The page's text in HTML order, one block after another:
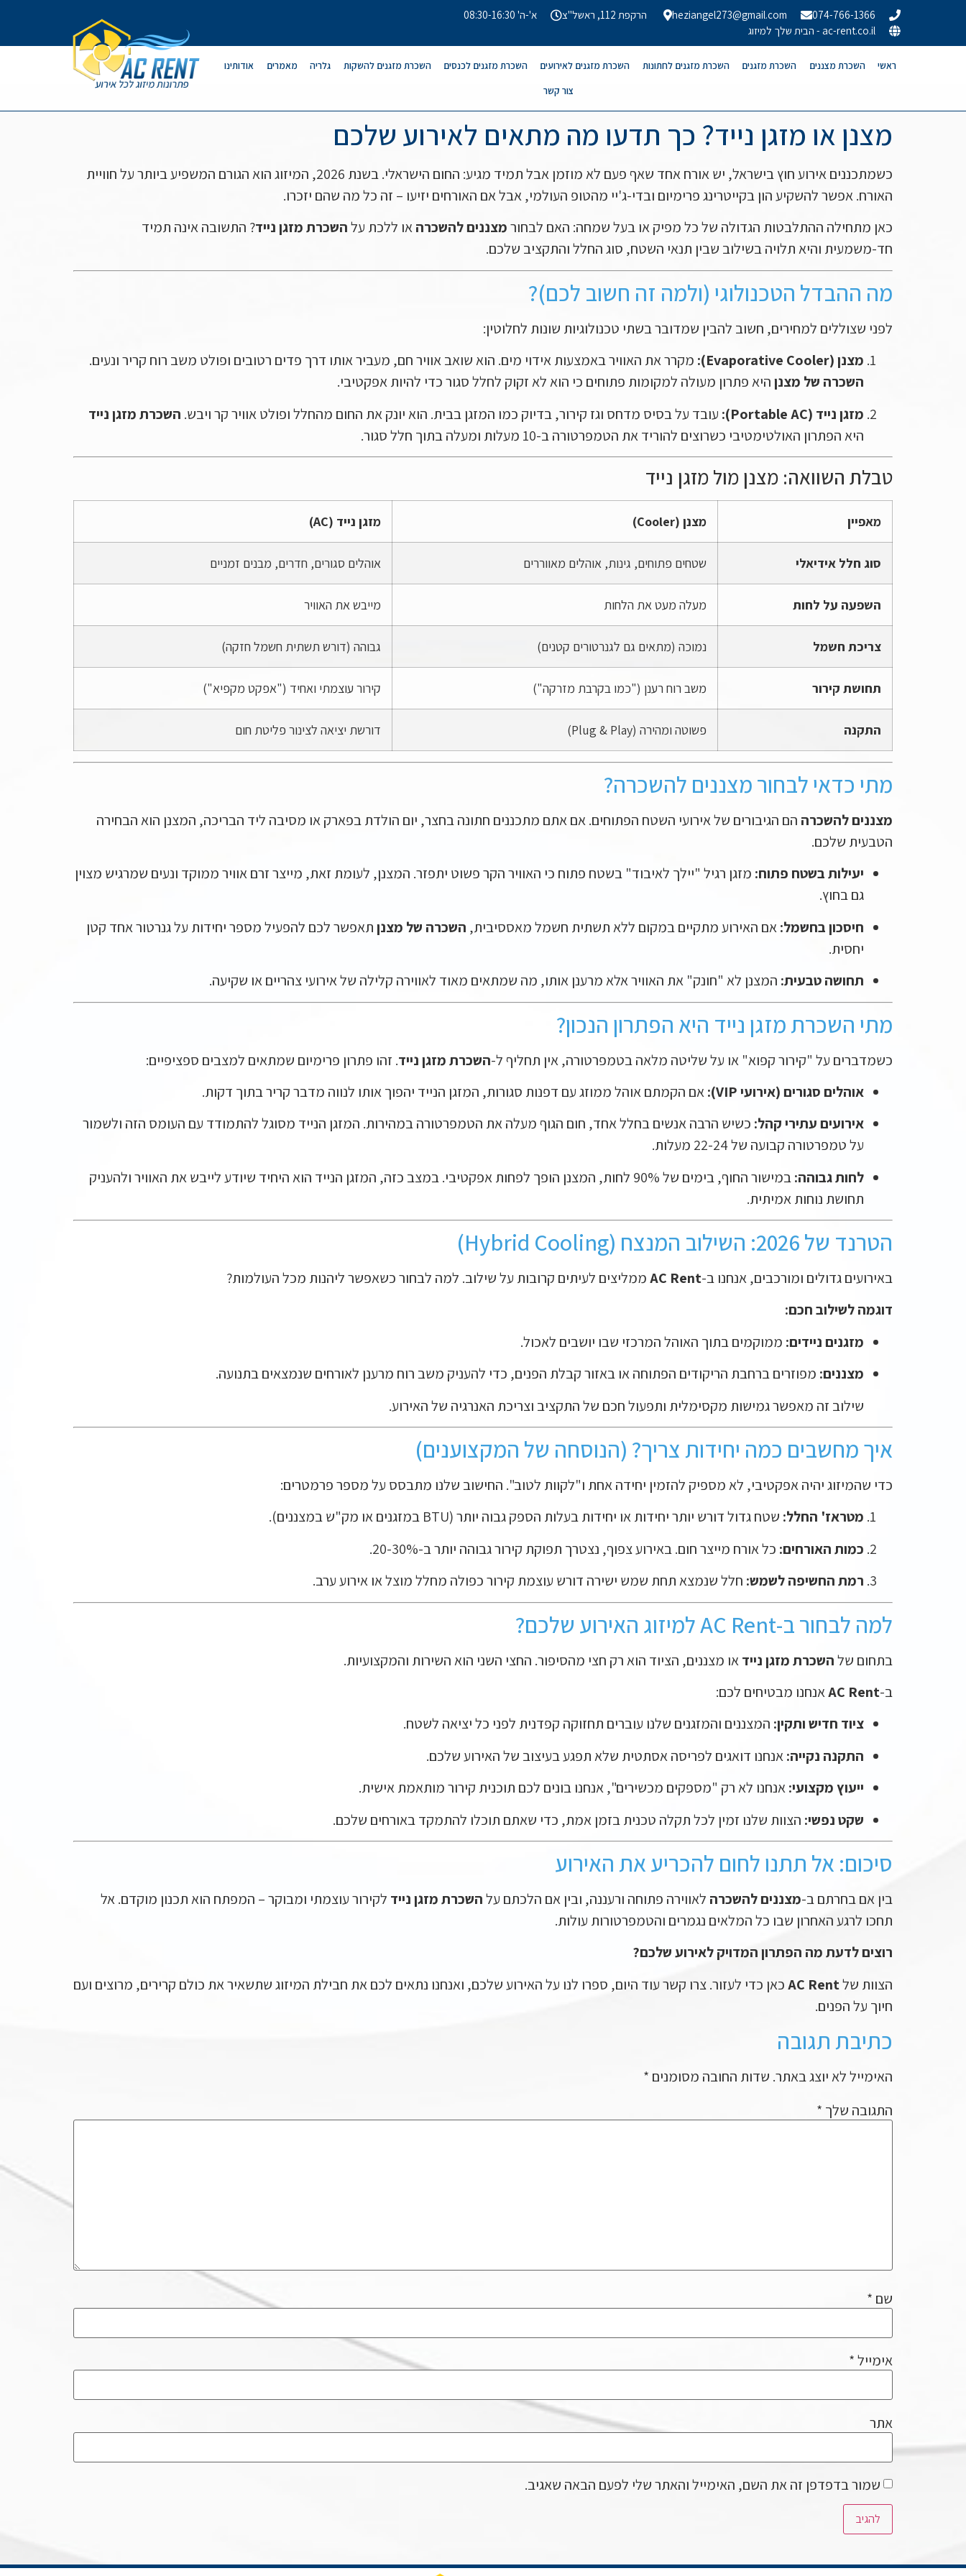
074-766-1366
heziangel273@gmail.com הרקפת 112, ראשל"צ
א'-ה' 08:30-16:30
ac-rent.co.il - הבית שלך למיזוג
ראשי השכרת מצננים השכרת מזגנים השכרת מזגנים לחתונות השכרת מזגנים לאירועים השכרת מזגנים לכנסים השכרת מזגנים להשקות גלריה מאמרים
אודותינו
צור קשר
מצנן או מזגן נייד? כך תדעו מה מתאים לאירוע שלכם
כשמתכננים אירוע חוץ בישראל, יש אורח אחד שאף פעם לא מוזמן אבל תמיד מגיע: החום הישראלי. בשנת 2026, המיזוג הוא הגורם המשפיע ביותר על חוויית
האורח. אפשר להשקיע הון בקייטרינג פרימיום ובדי-ג'יי מהטופ העולמי, אבל אם האורחים יזיעו – זה כל מה שהם יזכרו.
כאן מתחילה ההתלבטות הגדולה של כל מפיק או בעל שמחה: האם לבחורמצננים להשכרהאו ללכת עלהשכרת מזגן נייד? התשובה אינה תמיד
חד-משמעית והיא תלויה בשילוב שבין תנאי השטח, סוג החלל והתקציב שלכם.
מה ההבדל הטכנולוגי (ולמה זה חשוב לכם)?
לפני שצוללים למחירים, חשוב להבין שמדובר בשתי טכנולוגיות שונות לחלוטין:
מצנן (Evaporative Cooler):
מקרר את האוויר באמצעות אידוי מים. הוא שואב אוויר חם, מעביר אותו דרך פדים רטובים ופולט משב רוח קריר ונעים.
השכרה של מצנןהיא פתרון מעולה למקומות פתוחים כי הוא לא זקוק לחלל סגור כדי להיות אפקטיבי.
מזגן נייד (Portable AC):
עובד על בסיס מדחס וגז קירור, בדיוק כמו המזגן בבית. הוא יונק את החום מהחלל ופולט אוויר קר ויבש. השכרת מזגן נייד
היא הפתרון האולטימטיבי כשרוצים להוריד את הטמפרטורה ב-10 מעלות ומעלה בתוך חלל סגור.
טבלת השוואה: מצנן מול מזגן נייד
מאפיין מצנן (Cooler) מזגן נייד (AC)
סוג חלל אידיאלי שטחים פתוחים, גינות, אוהלים מאווררים אוהלים סגורים, חדרים, מבנים זמניים
השפעה על לחות מעלה מעט את הלחות מייבש את האוויר
צריכת חשמל נמוכה (מתאים גם לגנרטורים קטנים) גבוהה (דורש תשתית חשמל חזקה)
תחושת קירור משב רוח רענן ("כמו בקרבת מזרקה") קירור עוצמתי ואחיד ("אפקט מקפיא")
התקנה פשוטה ומהירה (Plug & Play) דורשת יציאה לצינור פליטת חום
מתי כדאי לבחור מצננים להשכרה?
מצננים להשכרה הם הגיבורים של אירועי השטח הפתוחים. אם אתם מתכננים חתונה בחצר, יום הולדת בפארק או מסיבה ליד הבריכה, המצנן הוא הבחירה
הטבעית שלכם.
יעילות בשטח פתוח: מזגן רגיל "יילך לאיבוד" בשטח פתוח כי האוויר הקר פשוט יתפזר. המצנן, לעומת זאת, מייצר זרם אוויר ממוקד ונעים שמרגיש מצוין
גם בחוץ.
חיסכון בחשמל:אם האירוע מתקיים במקום ללא תשתית חשמל מאססיבית, השכרה של מצנןתאפשר לכם להפעיל מספר יחידות על גנרטור אחד קטן
יחסית.
תחושה טבעית: המצנן לא "חונק" את האוויר אלא מרענן אותו, מה שמתאים מאוד לאווירה קלילה של אירועי צהריים או שקיעה.
מתי השכרת מזגן נייד היא הפתרון הנכון?
כשמדברים על "קירור קפוא" או על שליטה מלאה בטמפרטורה, אין תחליף ל-השכרת מזגן נייד. זהו פתרון פרימיום שמתאים למצבים ספציפיים:
אוהלים סגורים (אירועי VIP):
אם הקמתם אוהל ממוזג עם דפנות סגורות, המזגן הנייד יהפוך אותו לנווה מדבר קריר בתוך דקות.
אירועים עתירי קהל: כשיש הרבה אנשים בחלל אחד, חום הגוף מעלה את הטמפרטורה במהירות. המזגן הנייד מסוגל להתמודד עם העומס הזה ולשמור
על טמפרטורה קבועה של 22-24 מעלות.
לחות גבוהה:
במישור החוף, בימים של 90% לחות, המצנן הופך לפחות אפקטיבי. במצב כזה, המזגן הנייד הוא היחיד שיודע לייבש את האוויר ולהעניק
תחושת נוחות אמיתית.
הטרנד של 2026: השילוב המנצח (Hybrid Cooling)
באירועים גדולים ומורכבים, אנחנו ב-AC Rentממליצים לעיתים קרובות על שילוב. למה לבחור כשאפשר ליהנות מכל העולמות?
דוגמה לשילוב חכם:
מזגנים ניידים: ממוקמים בתוך האוהל המרכזי שבו יושבים לאכול.
מצננים: מפוזרים ברחבת הריקודים הפתוחה או באזור קבלת הפנים, כדי להעניק משב רוח מרענן לאורחים שנמצאים בתנועה.
שילוב זה מאפשר גמישות מקסימלית ותפעול חכם של התקציב וצריכת האנרגיה של האירוע.
איך מחשבים כמה יחידות צריך? (הנוסחה של המקצוענים)
כדי שהמיזוג יהיה אפקטיבי, לא מספיק להזמין יחידה אחת ו"לקוות לטוב". החישוב שלנו מתבסס על מספר פרמטרים:
מטראז' החלל: שטח גדול דורש יותר יחידות או יחידות בעלות הספק גבוה יותר (BTU במזגנים או מק"ש במצננים).
כמות האורחים: כל אורח מייצר חום. באירוע צפוף, נצטרך תפוקת קירור גבוהה יותר ב-20-30%.
רמת החשיפה לשמש: חלל שנמצא תחת שמש ישירה דורש עוצמת קירור כפולה מחלל מוצל או אירוע ערב.
למה לבחור ב-AC Rent למיזוג האירוע שלכם?
בתחום שלהשכרת מזגן ניידאו מצננים, הציוד הוא רק חצי מהסיפור. החצי השני הוא השירות והמקצועיות.
ב-AC Rentאנחנו מבטיחים לכם:
ציוד חדיש ותקין: המצננים והמזגנים שלנו עוברים תחזוקה קפדנית לפני כל יציאה לשטח.
התקנה נקייה:אנחנו דואגים לפריסה אסתטית שלא תפגע בעיצוב של האירוע שלכם.
ייעוץ מקצועי:אנחנו לא רק "מספקים מכשירים", אנחנו בונים לכם תוכנית קירור מותאמת אישית.
שקט נפשי: הצוות שלנו זמין לכל תקלה טכנית בזמן אמת, כדי שאתם תוכלו להתמקד באורחים שלכם.
סיכום: אל תתנו לחום להכריע את האירוע
בין אם בחרתם ב-מצננים להשכרה לאווירה פתוחה ורעננה, ובין אם הלכתם עלהשכרת מזגן נייד לקירור עוצמתי ומבוקר – המפתח הוא תכנון מוקדם. אל
תחכו לרגע האחרון שבו כל המלאים נגמרים והטמפרטורות עולות.
רוצים לדעת מה הפתרון המדויק לאירוע שלכם?
הצוות שלAC Rentכאן כדי לעזור. צרו קשר עוד היום, ספרו לנו על האירוע שלכם, ואנחנו נתאים לכם את חבילת המיזוג שתשאיר את כולם קרירים, מרוצים ועם
חיוך על הפנים.
כתיבת תגובה
האימייל לא יוצג באתר. שדות החובה מסומנים *
התגובה שלך *
שם *
אימייל*
אתר
שמור בדפדפן זה את השם, האימייל והאתר שלי לפעם הבאה שאגיב.